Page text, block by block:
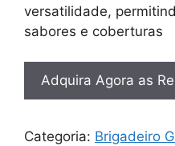
versatilidade,
sabores e coberturas
Adquira Agora as
Categoria: Brigadeiro